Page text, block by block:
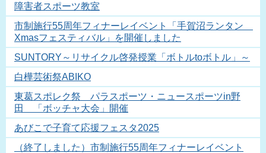
障害者スポーツ教室
市制施行55周年フィナーレイベント「手賀沼ランタン
Xmasフェスティバル」を開催しました
SUNTORY～リサイクル啓発授業「ボトルtoボトル」～
白樺芸術祭ABIKO
東葛スポレク祭 パラスポーツ・ニュースポーツin野
田 「ボッチャ大会」開催
あびこで子育て応援フェスタ2025
（終了しました）市制施行55周年フィナーレイベント